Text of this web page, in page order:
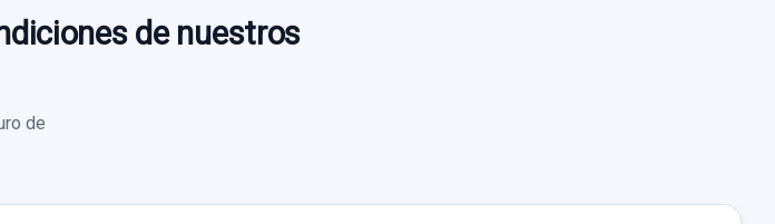
de nuestros
de